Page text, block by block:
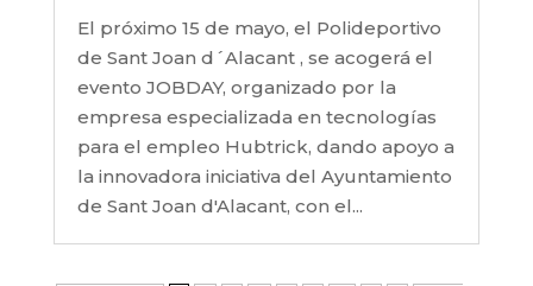
El próximo 15 de mayo, el Polideportivo
de Sant Joan d´Alacant , se acogerá el
evento JOBDAY, organizado por la
empresa especializada en tecnologías
para el empleo Hubtrick, dando apoyo a
la innovadora iniciativa del Ayuntamiento
de Sant Joan d'Alacant, con el...